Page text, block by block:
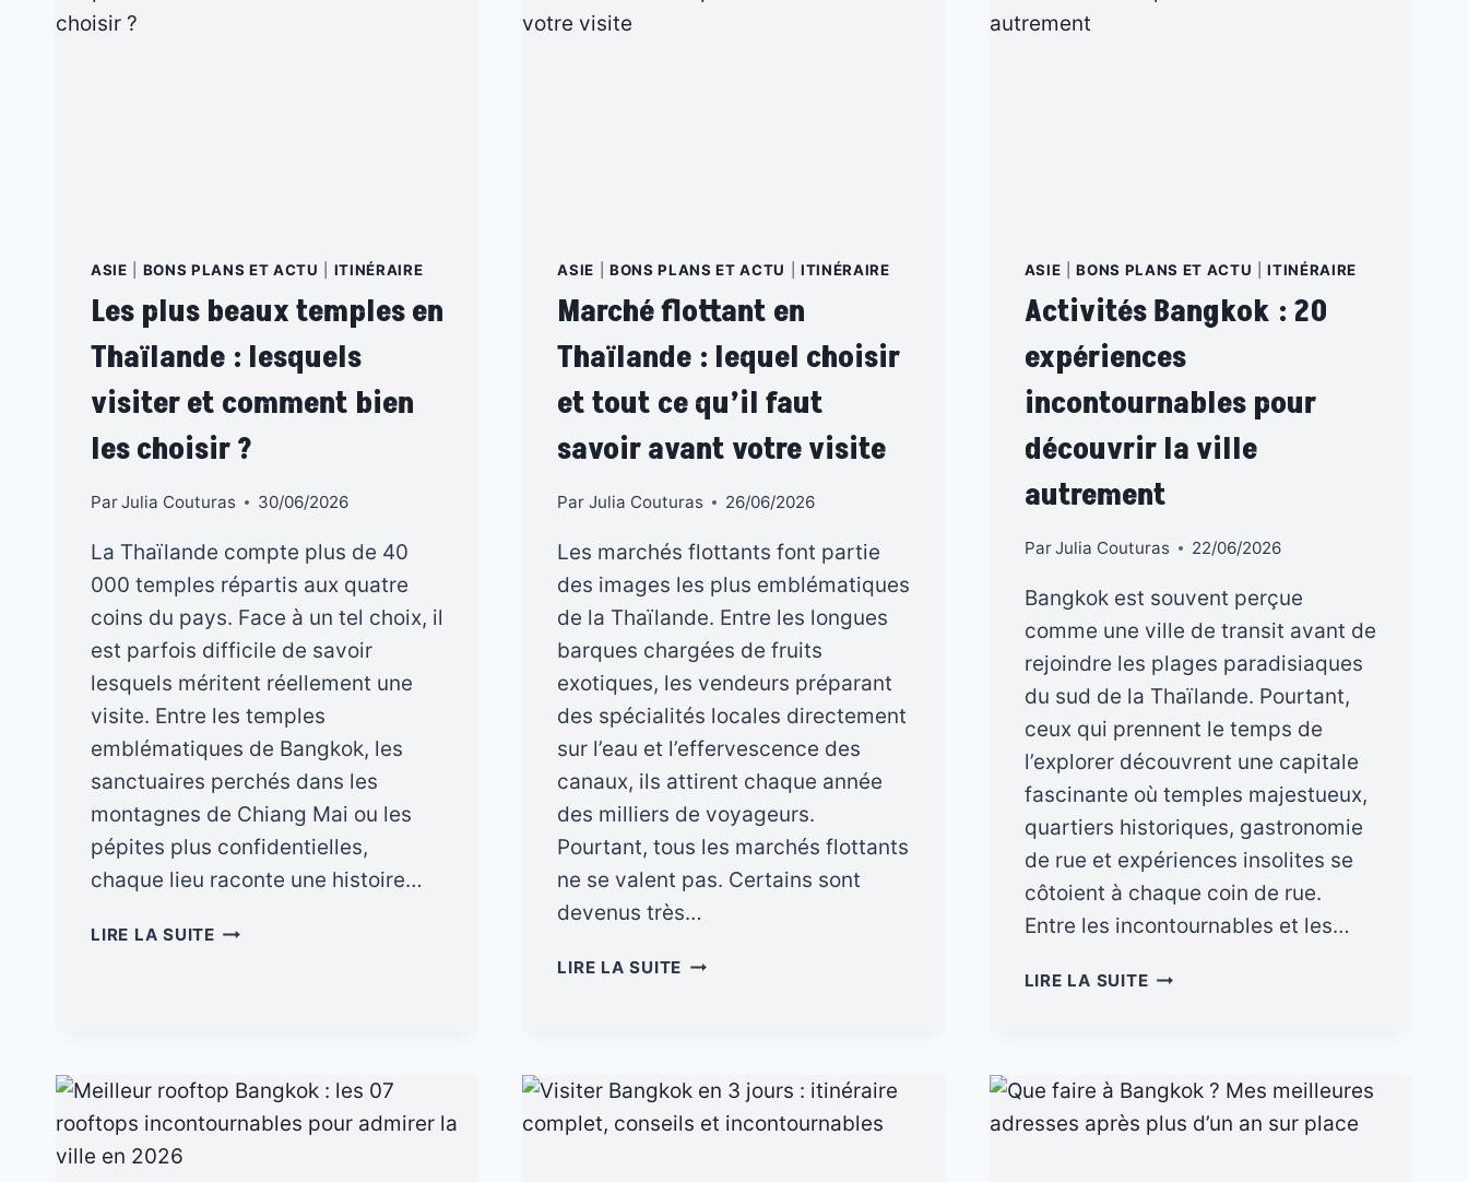
ASIE BONS PLANS ET ACTU ITINÉRAIRE
Les plus beaux temples en
Thaïlande : lesquels
visiter et comment bien
les choisir ?
ParJulia Couturas 30/06/2026
La Thaïlande compte plus de 40
000 temples répartis aux quatre
coins du pays. Face à un tel choix, il
est parfois difficile de savoir
lesquels méritent réellement une
visite. Entre les temples
emblématiques de Bangkok, les
sanctuaires perchés dans les
montagnes de Chiang Mai ou les
pépites plus confidentielles,
chaque lieu raconte une histoire…
LIRE LA SUITELES
:
LESQUELS
VISITER
ASIE BONS PLANS ET ACTU ITINÉRAIRE
Marché flottant en
Thaïlande : lequel choisir
et tout ce qu’il faut
savoir avant votre visite
Par Julia Couturas 26/06/2026
Les marchés flottants font partie
des images les plus emblématiques
de la Thaïlande. Entre les longues
barques chargées de fruits
exotiques, les vendeurs préparant
des spécialités locales directement
sur l’eau et l’effervescence des
canaux, ils attirent chaque année
des milliers de voyageurs.
Pourtant, tous les marchés flottants
ne se valent pas. Certains sont
devenus très…
LIRE LA SUITE MARCHÉ
LEQUEL
CHOISIR
ASIE |BONS PLANS ET ACTU |ITINÉRAIRE
Activités Bangkok : 20
expériences
incontournables pour
découvrir la ville
autrement
ParJulia Couturas 22/06/2026
Bangkok est souvent perçue
comme une ville de transit avant de
rejoindre les plages paradisiaques
du sud de la Thaïlande. Pourtant,
ceux qui prennent le temps de
l’explorer découvrent une capitale
fascinante où temples majestueux,
quartiers historiques, gastronomie
de rue et expériences insolites se
côtoient à chaque coin de rue.
Entre les incontournables et les…
LIRE LA SUITEACTIVITÉS
EXPÉRIENCES
INCONTOURNABLES
POUR